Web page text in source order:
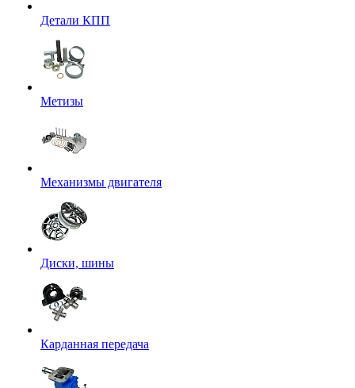
Детали КПП
Метизы
Механизмы двигателя
Диски, шины
Карданная передача